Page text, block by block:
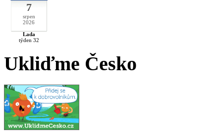
7
srpen
2026
Lada
týden 32
Ukliďme Česko